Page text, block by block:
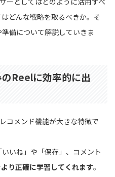
どんな戦略を取るべきか。そ
備について解説していきま
Reelに効率的に出
コメンド機能が大きな特徴で
いね」や「保存」、コメント
り正確に学習してくれます。